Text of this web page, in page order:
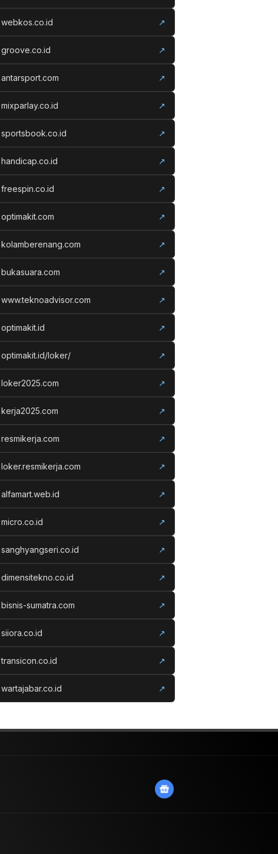
webkos.co.id ↗
groove.co.id ↗
antarsport.com ↗
mixparlay.co.id ↗
sportsbook.co.id ↗
handicap.co.id ↗
freespin.co.id ↗
optimakit.com ↗
kolamberenang.com ↗
bukasuara.com ↗
www.teknoadvisor.com ↗
optimakit.id ↗
optimakit.id/loker/ ↗
loker2025.com ↗
kerja2025.com ↗
resmikerja.com ↗
loker.resmikerja.com ↗
alfamart.web.id ↗
micro.co.id ↗
sanghyangseri.co.id ↗
dimensitekno.co.id ↗
bisnis-sumatra.com ↗
siiora.co.id ↗
transicon.co.id ↗
wartajabar.co.id ↗